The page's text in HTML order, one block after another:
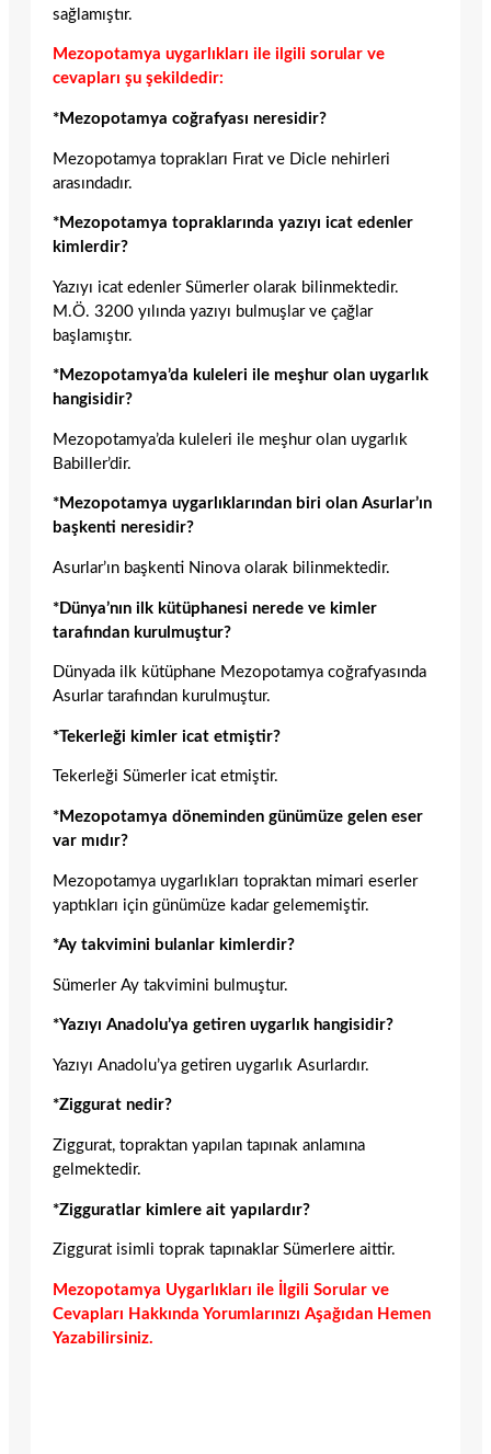
sağlamıştır.
Mezopotamya uygarlıkları ile ilgili sorular ve
cevapları şu şekildedir:
*Mezopotamya coğrafyası neresidir?
Mezopotamya toprakları Fırat ve Dicle nehirleri
arasındadır.
*Mezopotamya topraklarında yazıyı icat edenler
kimlerdir?
Yazıyı icat edenler Sümerler olarak bilinmektedir.
M.Ö. 3200 yılında yazıyı bulmuşlar ve çağlar
başlamıştır.
*Mezopotamya’da kuleleri ile meşhur olan uygarlık
hangisidir?
Mezopotamya’da kuleleri ile meşhur olan uygarlık
Babiller’dir.
*Mezopotamya uygarlıklarından biri olan Asurlar’ın
başkenti neresidir?
Asurlar’ın başkenti Ninova olarak bilinmektedir.
*Dünya’nın ilk kütüphanesi nerede ve kimler
tarafından kurulmuştur?
Dünyada ilk kütüphane Mezopotamya coğrafyasında
Asurlar tarafından kurulmuştur.
*Tekerleği kimler icat etmiştir?
Tekerleği Sümerler icat etmiştir.
*Mezopotamya döneminden günümüze gelen eser
var mıdır?
Mezopotamya uygarlıkları topraktan mimari eserler
yaptıkları için günümüze kadar gelememiştir.
*Ay takvimini bulanlar kimlerdir?
Sümerler Ay takvimini bulmuştur.
*Yazıyı Anadolu’ya getiren uygarlık hangisidir?
Yazıyı Anadolu’ya getiren uygarlık Asurlardır.
*Ziggurat nedir?
Ziggurat, topraktan yapılan tapınak anlamına
gelmektedir.
*Zigguratlar kimlere ait yapılardır?
Ziggurat isimli toprak tapınaklar Sümerlere aittir.
Mezopotamya Uygarlıkları ile İlgili Sorular ve
Cevapları Hakkında Yorumlarınızı Aşağıdan Hemen
Yazabilirsiniz.